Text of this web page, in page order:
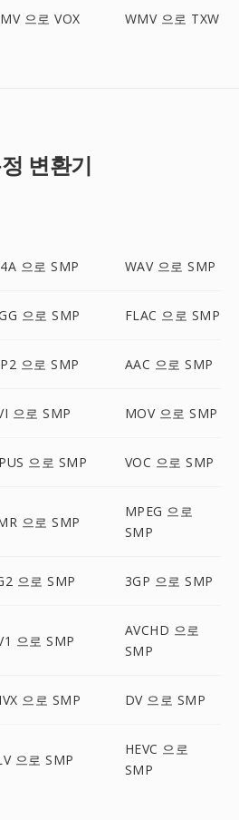
으로 VOX WMV 으로 TXW
변환기
으로 SMP WAV 으로 SMP
으로 SMP FLAC 으로 SMP
으로 SMP AAC 으로 SMP
으로 SMP MOV 으로 SMP
으로 SMP VOC 으로 SMP
으로 SMP
MPEG 으로
SMP
으로 SMP 3GP 으로 SMP
으로 SMP
AVCHD 으로
SMP
으로 SMP DV 으로 SMP
으로 SMP
HEVC 으로
SMP